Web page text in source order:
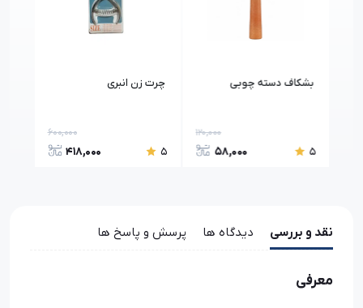
بشکاف دسته چوبی
5
120,000
58,000
چرت زن انبری
5
600,000
418,000
نقد و بررسی دیدگاه ها پرسش و پاسخ ها
معرفی